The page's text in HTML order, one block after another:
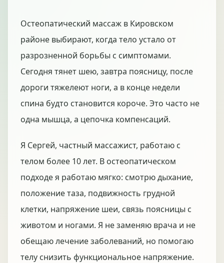
Остеопатический массаж в Кировском
районе выбирают, когда тело устало от
разрозненной борьбы с симптомами.
Сегодня тянет шею, завтра поясницу, после
дороги тяжелеют ноги, а в конце недели
спина будто становится короче. Это часто не
одна мышца, а цепочка компенсаций.
Я Сергей, частный массажист, работаю с
телом более 10 лет. В остеопатическом
подходе я работаю мягко: смотрю дыхание,
положение таза, подвижность грудной
клетки, напряжение шеи, связь поясницы с
животом и ногами. Я не заменяю врача и не
обещаю лечение заболеваний, но помогаю
телу снизить функциональное напряжение.